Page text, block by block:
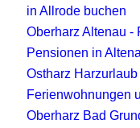
in Allrode buchen
Oberharz Altenau -
Pensionen in
Ostharz
Ferienwohnungen
Oberharz Bad